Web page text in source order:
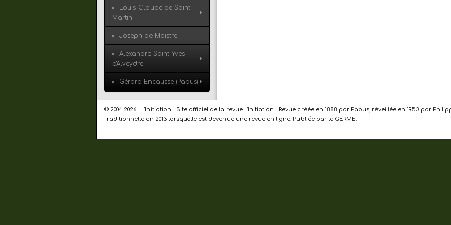
Louis-Claude de Saint-
Martin
Joseph de Maistre
Alexandre Saint-Yves
d'Alveydre
Gérard Encausse (Papus)
© 2004-2026 - L'Initiation - Site officiel de la revue L'Initiation - Revue créée en 1888 par Papus, réveillée en 1953 par
Traditionnelle en 2013 lorsqu'elle est devenue une revue en ligne. Publiée par le GERME.